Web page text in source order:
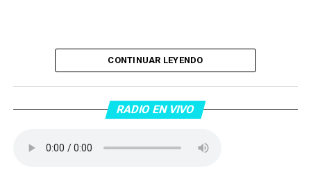
Piantaos por el Tango. Piantaos por el Tango es un
programa radiofónico semanal conducido y dirigido por
Raúl Mamone con el objetivo de difundir el Tango desde
CONTINUAR LEYENDO
RADIO EN VIVO